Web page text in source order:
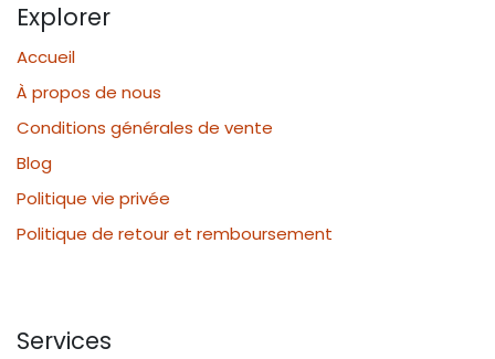
Explorer
Accueil
À propos de nous
Conditions générales de vente
Blog
Politique vie privée
Politique de retour et remboursement
Services